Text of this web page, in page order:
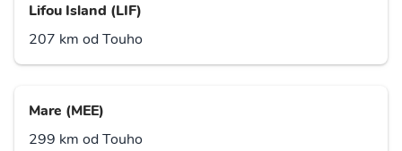
Lifou Island (LIF)
207 km od Touho
Mare (MEE)
299 km od Touho